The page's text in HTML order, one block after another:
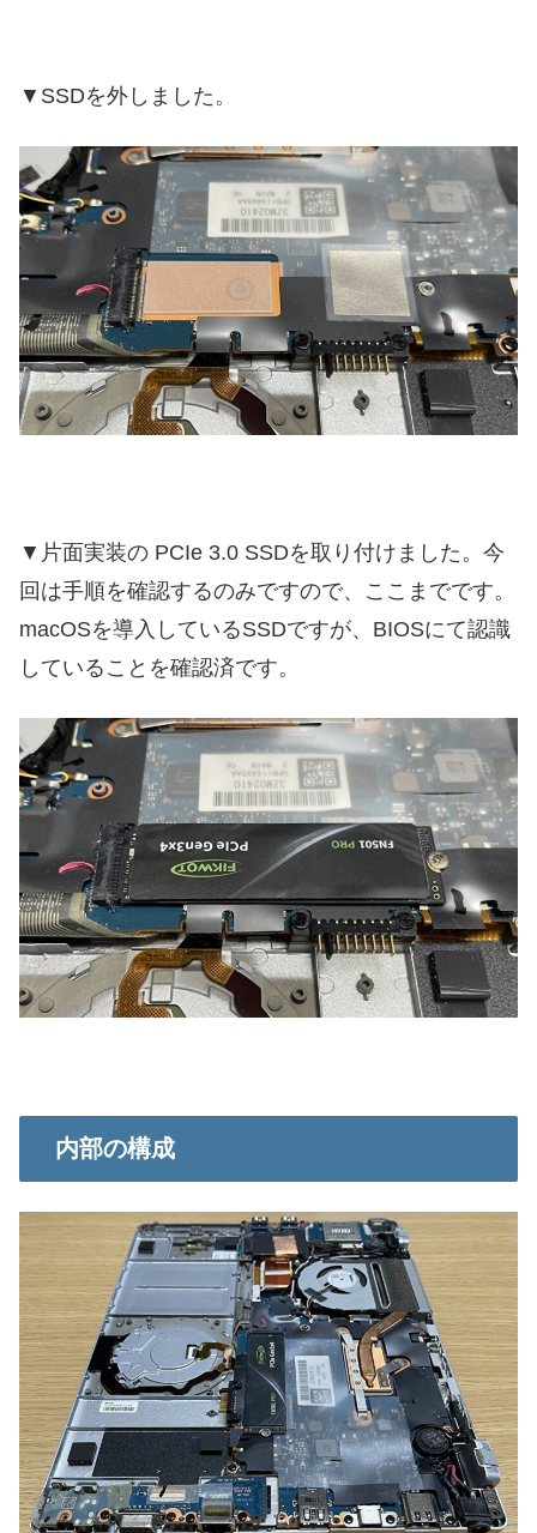
▼SSDを外しました。
▼片面実装の PCIe 3.0 SSDを取り付けました。今
回は手順を確認するのみですので、ここまでです。
macOSを導入しているSSDですが、BIOSにて認識
していることを確認済です。
内部の構成